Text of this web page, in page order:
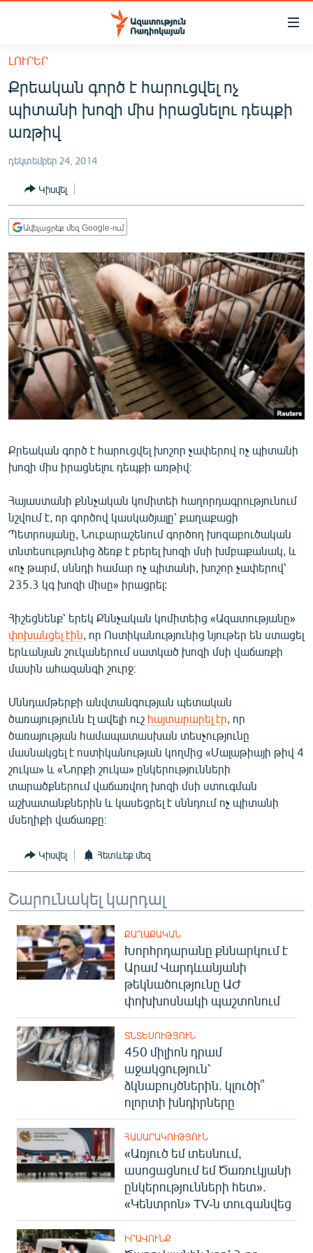
Մատչելիության
հիմնական
բովանդակությանը
Անցնել
հիմնական
մենյուին
ՀԱՅԱՍՏԱՆ
ՔԱՂԱՔԱԿԱՆ
ՀԱՍԱՐԱԿՈՒԹՅՈՒՆ
ՏՆՏԵՍՈՒԹՅՈՒՆ
ՂԱՐԱԲԱՂ
ՊԱՏԵՐԱԶՄԻ 6 ՇԱԲԱԹՆԵՐԸ
ՏԱՐԱԾԱՇՐՋԱՆ
ՄԻՋԱԶԳԱՅԻՆ
ՄՇԱԿՈՒՅԹ
ՍՊՈՐՏ
ՄԵԿՆԱԲԱՆՈՒԹՅՈՒՆ
ԿՈՐՈՆԱՎԻՐՈՒՍ
ԱՐԽԻՎ
ՏԵՍԱՆՅՈՒԹԵՐ
ԲԱՆԱՎԵՃ
ՁԳՏԵԼՈՎ ԼԱՎԱԳՈՒՅՆԻՆ
ՓՈԴՔԱՍԹ
Հայերեն
English
Русский
ՀԵՏԵՎԵՔ ՄԵԶ
«Ազատության» բոլոր կայքերը
ԼՈՒՐԵՐ
Քրեական գործ է հարուցվել ոչ
պիտանի խոզի միս իրացնելու դեպքի
առթիվ
դեկտեմբեր 24, 2014
Կիսվել
Ավելացրեք մեզ Google-ում
Քրեական գործ է հարուցվել խոշոր չափերով ոչ պիտանի
խոզի միս իրացնելու դեպքի առթիվ։
Հայաստանի քննչական կոմիտեի հաղորդագրությունում
նշվում է, որ գործով կասկածյալը՝ քաղաքացի
Պետրոսյանը, Նուբարաշենում գործող խոզաբուծական
տնտեսությունից ձեռք է բերել խոզի մսի խմբաքանակ, և
«ոչ թարմ, սննդի համար ոչ պիտանի, խոշոր չափերով՝
235.3 կգ խոզի միսը» իրացրել:
Հիշեցնենք՝ երեկ Քննչական կոմիտեից «Ազատությանը»
փոխանցել էին , որ Ոստիկանությունից նյութեր են ստացել
երևանյան շուկաներում սատկած խոզի մսի վաճառքի
մասին ահազանգի շուրջ։
Սննդամթերքի անվտանգության պետական
ծառայությունն էլ ավելի ուշ հայտարարել էր , որ
ծառայության համապատասխան տեսչությունը
մասնակցել է ոստիկանության կողմից «Մալաթիայի թիվ 4
շուկա» և «Նորքի շուկա» ընկերությունների
տարածքներում վաճառվող խոզի մսի ստուգման
աշխատանքներին և կասեցրել է սննդում ոչ պիտանի
մսեղիքի վաճառքը։
Կիսվել Հետևեք մեզ
Շարունակել կարդալ
ՔԱՂԱՔԱԿԱՆ
Խորհրդարանը քննարկում է
Արամ Վարդևանյանի
թեկնածությունը ԱԺ
փոխխոսնակի պաշտոնում
ՏՆՏԵՍՈՒԹՅՈՒՆ
450 միլիոն դրամ
աջակցություն՝
ձկնաբույծներին. կլուծի՞
ոլորտի խնդիրները
ՀԱՍԱՐԱԿՈՒԹՅՈՒՆ
«Առյուծ եմ տեսնում,
ասոցացնում եմ Ծառուկյանի
ընկերությունների հետ».
«Կենտրոն» TV-ն տուգանվեց
ԻՐԱՎՈՒՆՔ